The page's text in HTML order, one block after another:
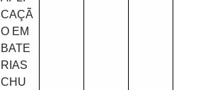
CAÇÃ
O EM
BATE
RIAS
CHU